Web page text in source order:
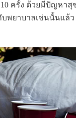
ครั้ง ด้วยมีปัญหา
ยาบาลเช่นนั้นแล้ว